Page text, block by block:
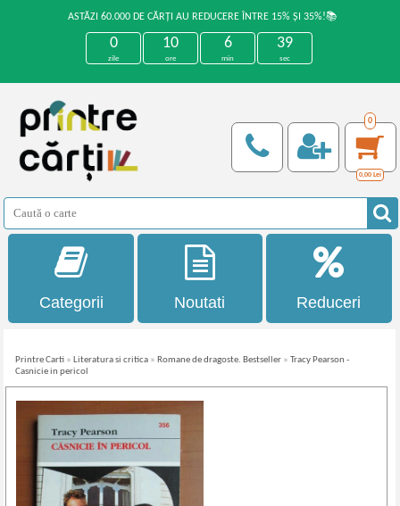
ASTĂZI 60.000 DE CĂRȚI AU REDUCERE ÎNTRE 15% ȘI 35%!📚
0
zile
10
ore
6
min
39
sec
0
0,00 Lei
Categorii Noutati Reduceri
Printre Carti » Literatura si critica » Romane de dragoste. Bestseller »Tracy Pearson -
Casnicie in pericol